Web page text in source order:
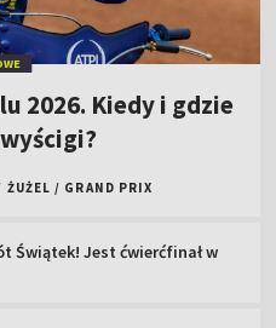
2026. Kiedy i gdzie
ŻUŻEL / GRAND PRIX
Świątek! Jest ćwierćfinał w